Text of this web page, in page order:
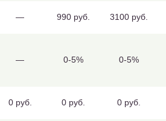
— 990 руб. 3100 руб.
— 0-5% 0-5%
0 руб. 0 руб. 0 руб.